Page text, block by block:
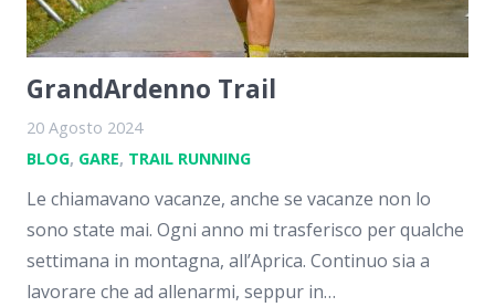
GrandArdenno Trail
20 Agosto 2024
BLOG, GARE, TRAIL RUNNING
Le chiamavano vacanze, anche se vacanze non lo
sono state mai. Ogni anno mi trasferisco per qualche
settimana in montagna, all’Aprica. Continuo sia a
lavorare che ad allenarmi, seppur in…